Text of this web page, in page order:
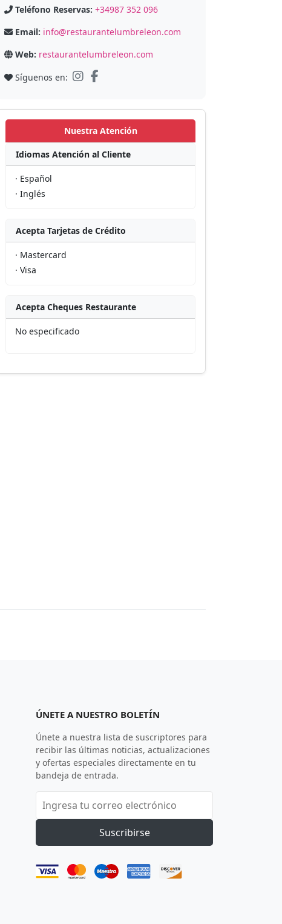
Teléfono Reservas: +34987 352 096
Email: info@restaurantelumbreleon.com
Web: restaurantelumbreleon.com
Síguenos en:
Nuestra Atención
Idiomas Atención al Cliente
· Español
· Inglés
Acepta Tarjetas de Crédito
· Mastercard
· Visa
Acepta Cheques Restaurante
No especificado
ÚNETE A NUESTRO BOLETÍN
Únete a nuestra lista de suscriptores para
recibir las últimas noticias, actualizaciones
y ofertas especiales directamente en tu
bandeja de entrada.
Suscribirse